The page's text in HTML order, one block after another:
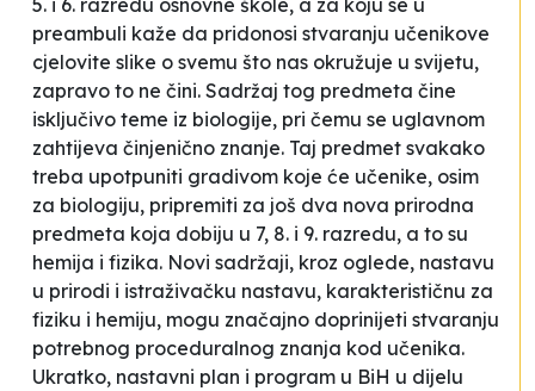
5. i 6. razredu osnovne škole, a za koju se u
preambuli kaže da pridonosi stvaranju učenikove
cjelovite slike o svemu što nas okružuje u svijetu,
zapravo to ne čini. Sadržaj tog predmeta čine
isključivo teme iz biologije, pri čemu se uglavnom
zahtijeva činjenično znanje. Taj predmet svakako
treba upotpuniti gradivom koje će učenike, osim
za biologiju, pripremiti za još dva nova prirodna
predmeta koja dobiju u 7, 8. i 9. razredu, a to su
hemija i fizika. Novi sadržaji, kroz oglede, nastavu
u prirodi i istraživačku nastavu, karakterističnu za
fiziku i hemiju, mogu značajno doprinijeti stvaranju
potrebnog proceduralnog znanja kod učenika.
Ukratko, nastavni plan i program u BiH u dijelu